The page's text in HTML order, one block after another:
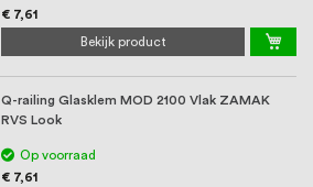
€ 7,61
Bekijk product
Q-railing Glasklem MOD 2100 Vlak ZAMAK
RVS Look
Op voorraad
€ 7,61